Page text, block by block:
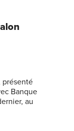
présenté
Banque
au